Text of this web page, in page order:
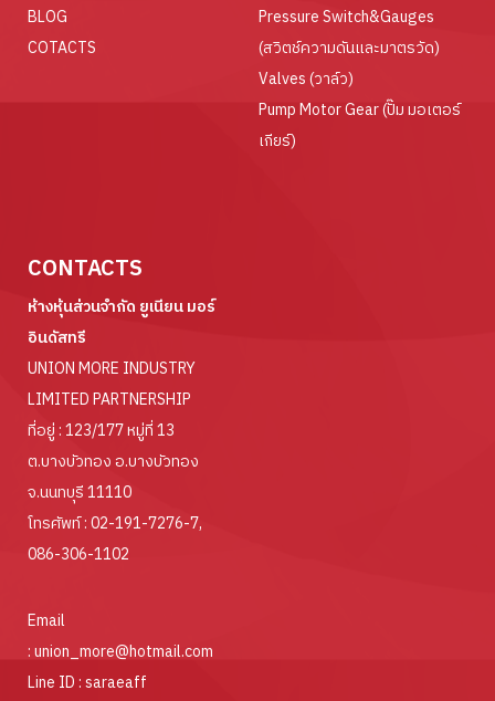
BLOG
COTACTS
Pressure Switch&Gauges
(สวิตช์ความดันและมาตรวัด)
Valves (วาล์ว)
Pump Motor Gear (ปั๊ม มอเตอร์
เกียร์)
CONTACTS
ห้างหุ้นส่วนจำกัด ยูเนียน มอร์
อินดัสทรี
UNION MORE INDUSTRY
LIMITED PARTNERSHIP
ที่อยู่ : 123/177 หมู่ที่ 13
ต.บางบัวทอง อ.บางบัวทอง
จ.นนทบุรี 11110
โทรศัพท์ :02-191-7276-7,
086-306-1102
Email
:union_more@hotmail.com
Line ID :saraeaff